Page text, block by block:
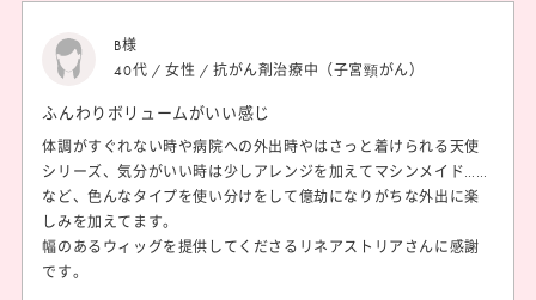
B様
40代 / 女性 / 抗がん剤治療中（子宮頸がん）
ふんわりボリュームがいい感じ
体調がすぐれない時や病院への外出時やはさっと着けられる天使
シリーズ、気分がいい時は少しアレンジを加えてマシンメイド……
など、色んなタイプを使い分けをして億劫になりがちな外出に楽
しみを加えてます。
幅のあるウィッグを提供してくださるリネアストリアさんに感謝
です。